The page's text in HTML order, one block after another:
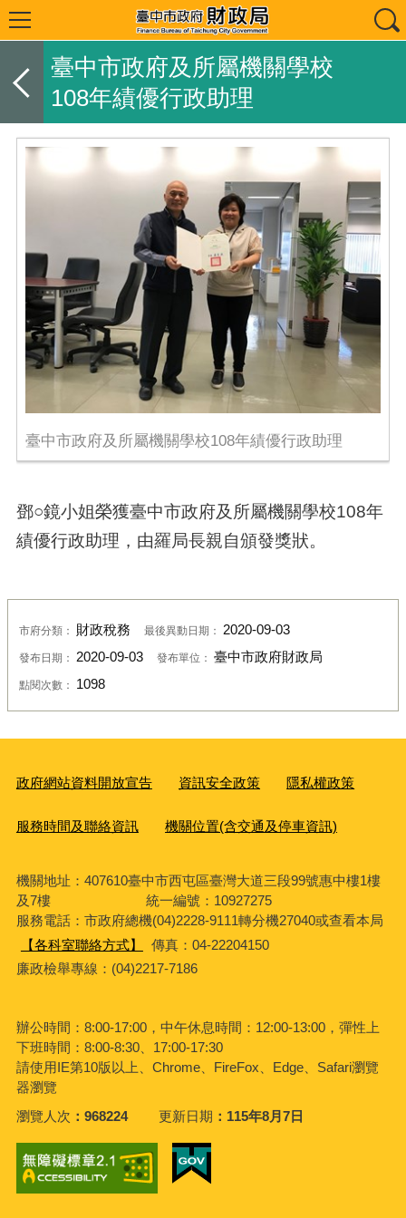
臺中市政府及所屬機關學校
108年績優行政助理
臺中市政府及所屬機關學校108年績優行政助理
鄧○鏡小姐榮獲臺中市政府及所屬機關學校108年
績優行政助理，由羅局長親自頒發獎狀。
市府分類： 財政稅務 最後異動日期： 2020-09-03
發布日期： 2020-09-03 發布單位： 臺中市政府財政局
點閱次數： 1098
政府網站資料開放宣告 資訊安全政策 隱私權政策
服務時間及聯絡資訊 機關位置(含交通及停車資訊)
機關地址：407610臺中市西屯區臺灣大道三段99號惠中樓1樓
及7樓 統一編號：10927275
服務電話：市政府總機(04)2228-9111轉分機27040或查看本局
【各科室聯絡方式】
傳真：04-22204150
廉政檢舉專線：(04)2217-7186
辦公時間：8:00-17:00，中午休息時間：12:00-13:00，彈性上
下班時間：8:00-8:30、17:00-17:30
請使用IE第10版以上、Chrome、FireFox、Edge、Safari瀏覽
器瀏覽
瀏覽人次
968224 更新日期 115年8月7日